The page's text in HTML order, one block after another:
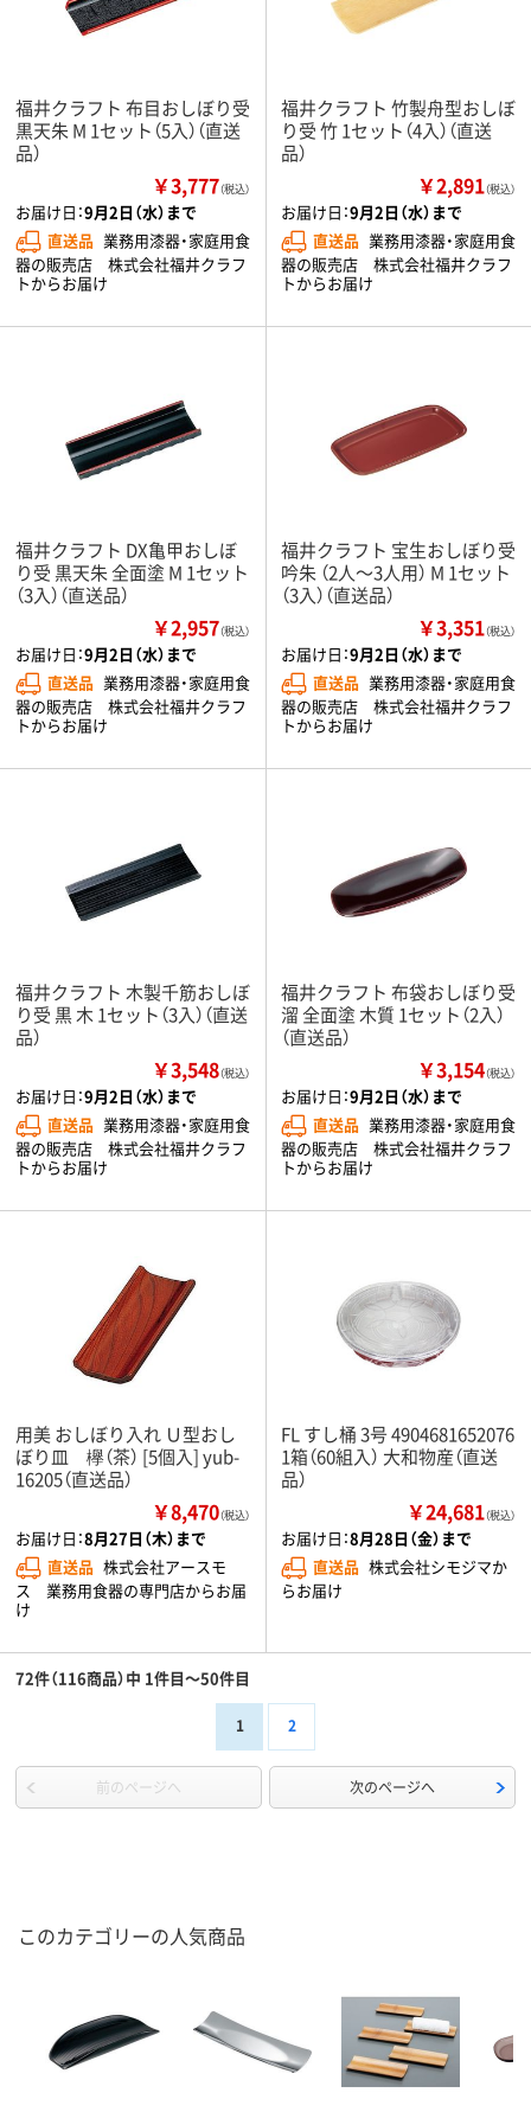
福井クラフト 布目おしぼり受
黒天朱 M 1セット（5入）（直送
品）
￥3,777（税込）
お届け日：9月2日（水）まで
直送品 業務用漆器・家庭用食
器の販売店 株式会社福井クラフ
トからお届け
福井クラフト 竹製舟型おしぼ
り受 竹 1セット（4入）（直送
品）
￥2,891（税込）
お届け日：9月2日（水）まで
直送品 業務用漆器・家庭用食
器の販売店 株式会社福井クラフ
トからお届け
福井クラフト DX亀甲おしぼ
り受 黒天朱 全面塗 M 1セット
（3入）（直送品）
￥2,957（税込）
お届け日：9月2日（水）まで
直送品 業務用漆器・家庭用食
器の販売店 株式会社福井クラフ
トからお届け
福井クラフト 宝生おしぼり受
吟朱 （2人～3人用） M 1セット
（3入）（直送品）
￥3,351（税込）
お届け日：9月2日（水）まで
直送品 業務用漆器・家庭用食
器の販売店 株式会社福井クラフ
トからお届け
福井クラフト 木製千筋おしぼ
り受 黒 木 1セット（3入）（直送
品）
￥3,548（税込）
お届け日：9月2日（水）まで
直送品 業務用漆器・家庭用食
器の販売店 株式会社福井クラフ
トからお届け
福井クラフト 布袋おしぼり受
溜 全面塗 木質 1セット（2入）
（直送品）
￥3,154（税込）
お届け日：9月2日（水）まで
直送品 業務用漆器・家庭用食
器の販売店 株式会社福井クラフ
トからお届け
用美 おしぼり入れ Ｕ型おし
ぼり皿 欅（茶） [5個入] yub-
16205（直送品）
￥8,470（税込）
お届け日：8月27日（木）まで
直送品 株式会社アースモ
ス 業務用食器の専門店からお届
け
FL すし桶 3号 4904681652076
1箱（60組入） 大和物産（直送
品）
￥24,681（税込）
お届け日：8月28日（金）まで
直送品 株式会社シモジマか
らお届け
72件（116商品）中 1件目～50件目
1 2
前のページへ 次のページへ
このカテゴリーの人気商品